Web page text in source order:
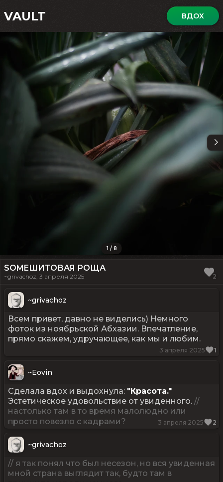
VAULT ВДОХ
1 / 8
SOMEШИТОВАЯ РОЩА
~grivachoz, 3 апреля 2025 2
~grivachoz
Всем привет, давно не виделись) Немного
фоток из ноябрьской Абхазии. Впечатление,
прямо скажем, удручающее, как мы и любим.
3 апреля 2025 1
~Eovin
Сделала вдох и выдохнула: "Красота."
Эстетическое удовольствие от увиденного. //
настолько там в то время малолюдно или
просто повезло с кадрами?
3 апреля 2025 2
~grivachoz
// я так понял что был несезон, но вся увиденная
мной страна выглядит так, будто там в